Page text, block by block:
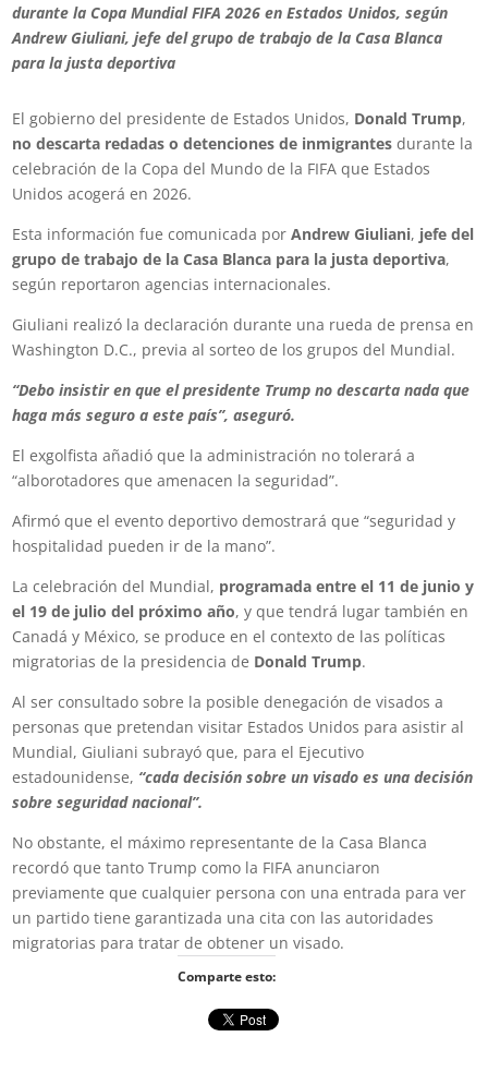
durante la Copa Mundial FIFA 2026 en Estados Unidos, según
Andrew Giuliani, jefe del grupo de trabajo de la Casa Blanca
para la justa deportiva
El gobierno del presidente de Estados Unidos, Donald Trump,
no descarta redadas o detenciones de inmigrantes durante la
celebración de la Copa del Mundo de la FIFA que Estados
Unidos acogerá en 2026.
Esta información fue comunicada porAndrew Giuliani, jefe del
grupo de trabajo de la Casa Blanca para la justa deportiva,
según reportaron agencias internacionales.
Giuliani realizó la declaración durante una rueda de prensa en
Washington D.C., previa al sorteo de los grupos del Mundial.
“Debo insistir en que el presidente Trump no descarta nada que
haga más seguro a este país”, aseguró.
El exgolfista añadió que la administración no tolerará a
“alborotadores que amenacen la seguridad”.
Afirmó que el evento deportivo demostrará que “seguridad y
hospitalidad pueden ir de la mano”.
La celebración del Mundial, programada entre el 11 de junio y
el 19 de julio del próximo año, y que tendrá lugar también en
Canadá y México, se produce en el contexto de las políticas
migratorias de la presidencia de Donald Trump.
Al ser consultado sobre la posible denegación de visados a
personas que pretendan visitar Estados Unidos para asistir al
Mundial, Giuliani subrayó que, para el Ejecutivo
estadounidense, “cada decisión sobre un visado es una decisión
sobre seguridad nacional”.
No obstante, el máximo representante de la Casa Blanca
recordó que tanto Trump como la FIFA anunciaron
previamente que cualquier persona con una entrada para ver
un partido tiene garantizada una cita con las autoridades
migratorias para tratar de obtener un visado.
Comparte esto: